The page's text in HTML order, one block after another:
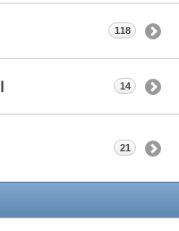
118
14
21